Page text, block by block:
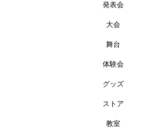
発表会
大会
舞台
体験会
グッズ
ストア
教室